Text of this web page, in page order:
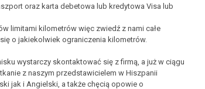
oraz karta debetowa lub kredytowa Visa lub
limitami kilometrów więc zwiedź z nami całe
o jakiekolwiek ograniczenia kilometrów.
wystarczy skontaktować się z firmą, a już w ciągu
z naszym przedstawicielem w Hiszpanii
jak i Angielski, a także chęcią opowie o